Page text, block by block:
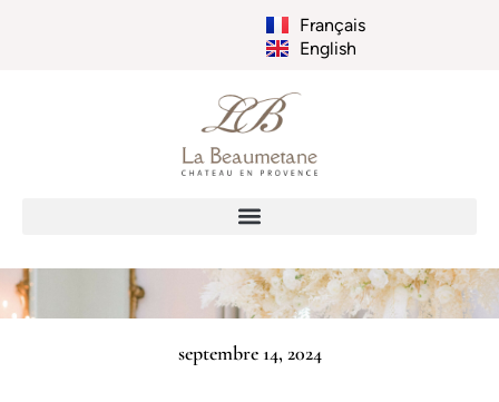
Français
English
septembre 14, 2024